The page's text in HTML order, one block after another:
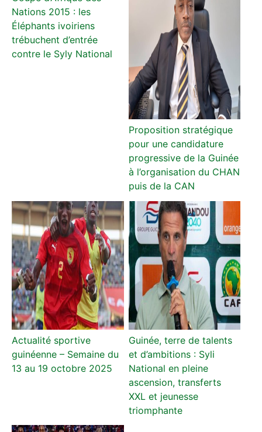
Nations 2015 : les
Éléphants ivoiriens
trébuchent d’entrée
contre le Syly National
Proposition stratégique
pour une candidature
progressive de la Guinée
à l’organisation du CHAN
puis de la CAN
Actualité sportive
guinéenne – Semaine du
13 au 19 octobre 2025
Guinée, terre de talents
et d’ambitions : Syli
National en pleine
ascension, transferts
XXL et jeunesse
triomphante